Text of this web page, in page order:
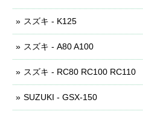
スズキ - K125
スズキ - A80 A100
スズキ - RC80 RC100 RC110
SUZUKI - GSX-150